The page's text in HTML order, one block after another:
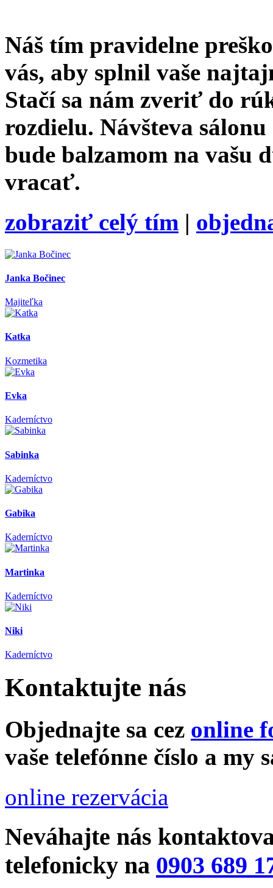
Náš tím pravidelne
vás, aby splnil vaše
Stačí sa nám zveriť do
rozdielu. Návšteva sálonu
bude balzamom na vašu
vracať.
zobraziť celý tím |
Janka Bočinec
Majiteľka
Katka
Kozmetika
Evka
Kaderníctvo
Sabinka
Kaderníctvo
Gabika
Kaderníctvo
Martinka
Kaderníctvo
Niki
Kaderníctvo
Kontaktujte nás
Objednajte sa cez online
vaše telefónne číslo a my
online rezervácia
Neváhajte nás
telefonicky na 0903 689